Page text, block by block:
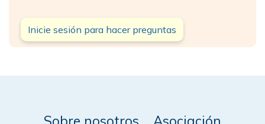
Inicie sesión para hacer preguntas